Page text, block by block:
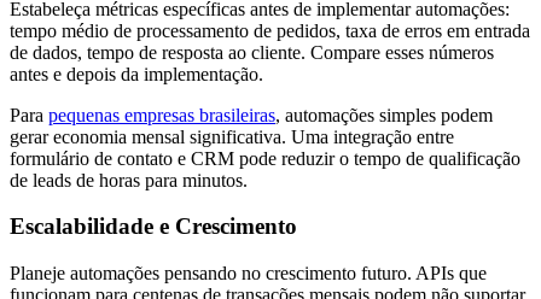
Estabeleça métricas específicas antes de implementar automações:
tempo médio de processamento de pedidos, taxa de erros em entrada
de dados, tempo de resposta ao cliente. Compare esses números
antes e depois da implementação.
Para pequenas empresas brasileiras, automações simples podem
gerar economia mensal significativa. Uma integração entre
formulário de contato e CRM pode reduzir o tempo de qualificação
de leads de horas para minutos.
Escalabilidade e Crescimento
Planeje automações pensando no crescimento futuro. APIs que
funcionam para centenas de transações mensais podem não suportar